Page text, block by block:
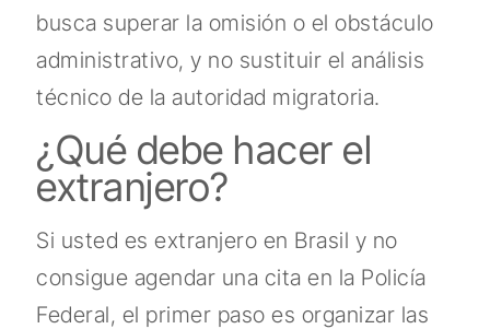
busca superar la omisión o el obstáculo
administrativo, y no sustituir el análisis
técnico de la autoridad migratoria.
¿Qué debe hacer el
extranjero?
Si usted es extranjero en Brasil y no
consigue agendar una cita en la Policía
Federal, el primer paso es organizar las